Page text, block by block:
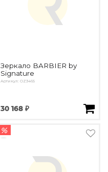
Зеркало BARBIER by
Signature
Артикул: OZ3465
30 168 ₽
%